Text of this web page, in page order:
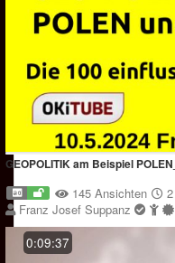
GEOPOLITIK am Beispiel
145 Ansichten
Franz Josef Suppanz
0:09:37